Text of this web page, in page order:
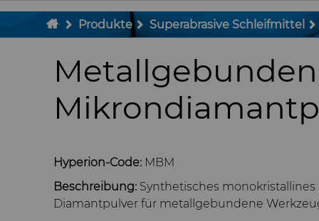
Produkte Superabrasive Schleifmittel
Hyperion-Code: MBM
Beschreibung: Synthetisches monokristallines
Diamantpulver für metallgebundene